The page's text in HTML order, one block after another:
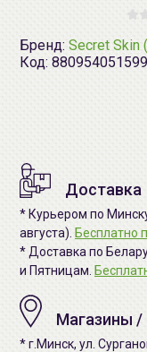
Бренд: Secret Skin
Код:
Доставка
* Курьером по
августа). Бесплатно
* Доставка по
и Пятницам.
Магазины
* г.Минск, ул.